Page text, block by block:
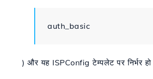
auth_basic
) और यह ISPConfig टेम्पलेट पर निर्भर